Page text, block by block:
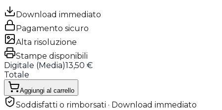
Download immediato
Pagamento sicuro
Alta risoluzione
Stampe disponibili
Digitale (Media)13,50 €
Totale
Aggiungi al carrello
Soddisfatti o rimborsati · Download immediato